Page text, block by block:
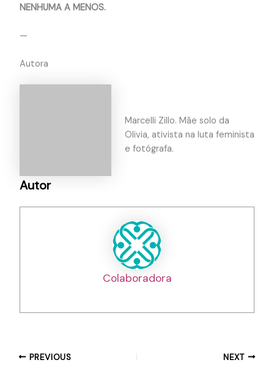
NENHUMA A MENOS.
—
Autora
Marcelli Zillo. Mãe solo da
Olivia, ativista na luta feminista
e fotógrafa.
Autor
Colaboradora
PREVIOUS NEXT